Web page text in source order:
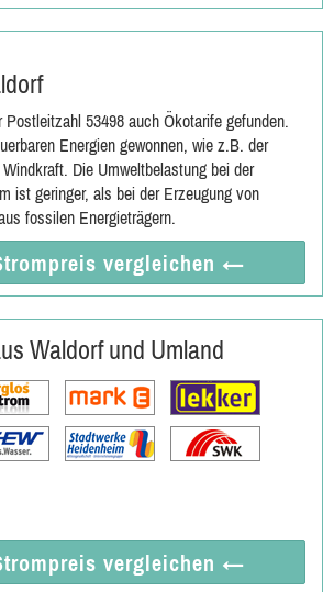
Postleitzahl 53498 auch Ökotarife gefunden.
Energien gewonnen, wie z.B. der
Die Umweltbelastung bei der
ist geringer, als bei der Erzeugung von
fossilen Energieträgern.
vergleichen ←
Waldorf und Umland
vergleichen ←